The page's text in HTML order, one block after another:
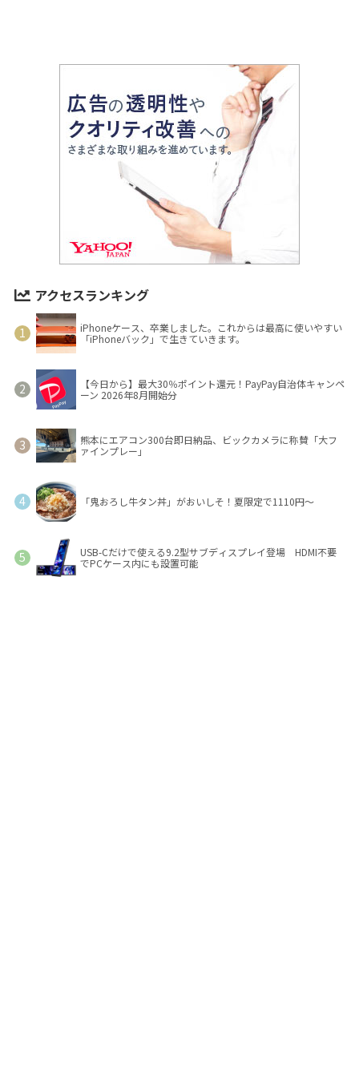
アクセスランキング
iPhoneケース、卒業しました。これからは最高に使いやすい
「iPhoneバック」で生きていきます。
【今日から】最大30％ポイント還元！PayPay自治体キャンペ
ーン 2026年8月開始分
熊本にエアコン300台即日納品、ビックカメラに称賛「大フ
ァインプレー」
「鬼おろし牛タン丼」がおいしそ！夏限定で1110円～
USB-Cだけで使える9.2型サブディスプレイ登場 HDMI不要
でPCケース内にも設置可能